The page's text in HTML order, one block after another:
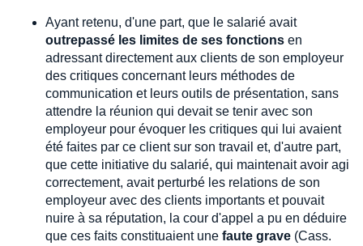
Ayant retenu, d'une part, que le salarié avait
outrepassé les limites de ses fonctions en
adressant directement aux clients de son employeur
des critiques concernant leurs méthodes de
communication et leurs outils de présentation, sans
attendre la réunion qui devait se tenir avec son
employeur pour évoquer les critiques qui lui avaient
été faites par ce client sur son travail et, d'autre part,
que cette initiative du salarié, qui maintenait avoir agi
correctement, avait perturbé les relations de son
employeur avec des clients importants et pouvait
nuire à sa réputation, la cour d'appel a pu en déduire
que ces faits constituaient une faute grave (Cass.